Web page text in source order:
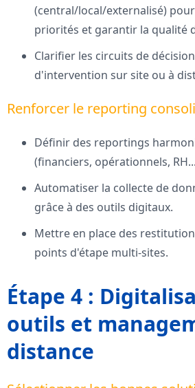
(central/local/externalisé)
priorités et garantir la qualité
Clarifier les circuits de
d'intervention sur site ou à
Renforcer le reporting
Définir des reportings
(financiers, opérationnels,
Automatiser la collecte de
grâce à des outils digitaux.
Mettre en place des
points d'étape multi-sites.
Étape 4 :
outils et
distance